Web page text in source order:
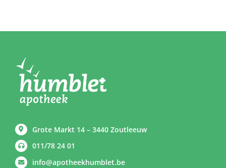
Grote Markt 14 – 3440 Zoutleeuw
011/78 24 01
info@apotheekhumblet.be